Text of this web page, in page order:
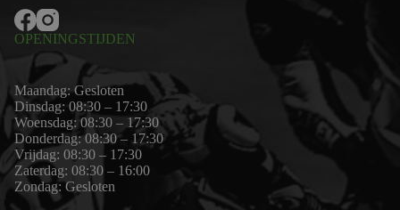
OPENINGSTIJDEN
Maandag: Gesloten
Dinsdag: 08:30 – 17:30
Woensdag: 08:30 – 17:30
Donderdag: 08:30 – 17:30
Vrijdag: 08:30 – 17:30
Zaterdag: 08:30 – 16:00
Zondag: Gesloten